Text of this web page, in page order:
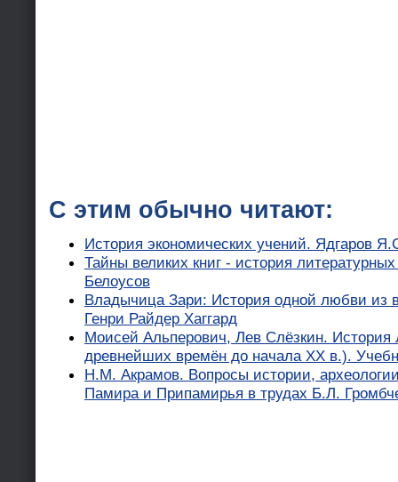
С этим обычно читают:
История экономических учений. Ядгаров
Тайны великих книг - история
Белоусов
Владычица Зари: История одной любви из
Генри Райдер Хаггард
Моисей Альперович, Лев Слёзкин. История
древнейших времён до начала XX в.).
Н.М. Акрамов. Вопросы истории,
Памира и Припамирья в трудах Б.Л.